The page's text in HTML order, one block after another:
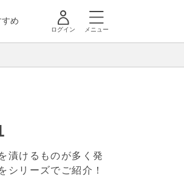
すめ
ログイン メニュー
漬けるものが多く発
シリーズでご紹介！